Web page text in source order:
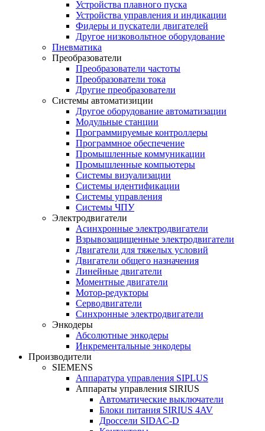
Устройства плавного пуска
Устройства управления и индикации
Фидеры и пускатели двигателей
Другое низковольтное оборудование
Пневматика
Преобразователи
Преобразователи частоты
Преобразователи тока
Другие преобразователи
Системы автоматизиции
Другое оборудование автоматизации
Модульные станции
Программируемые контроллеры
Программное обеспечение
Промышленные коммуникации
Промышленные компьютеры
Системы визуализации
Системы идентификации
Системы управления
Системы ЧПУ
Электродвигатели
Асинхронные электродвигатели
Взрывозащищенные электродвигатели
Двигатели для тяжелых условий
Двигатели общего назначения
Линейные двигатели
Моментные двигатели
Мотор-редукторы
Серводвигатели
Синхронные электродвигатели
Энкодеры
Абсолютные энкодеры
Инкрементальные энкодеры
Производители
SIEMENS
Аппаратура управления SIPLUS
Аппараты управления SIRIUS
Автоматические выключатели
Блоки питания SIRIUS 4AV
Дроссели SIDAC-D